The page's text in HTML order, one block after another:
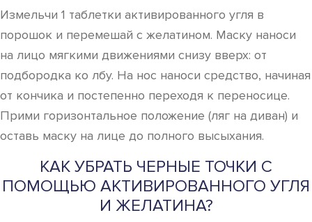
Измельчи 1 таблетки активированного угля в
порошок и перемешай с желатином. Маску наноси
на лицо мягкими движениями снизу вверх: от
подбородка ко лбу. На нос наноси средство, начиная
от кончика и постепенно переходя к переносице.
Прими горизонтальное положение (ляг на диван) и
оставь маску на лице до полного высыхания.
КАК УБРАТЬ ЧЕРНЫЕ ТОЧКИ С
ПОМОЩЬЮ АКТИВИРОВАННОГО УГЛЯ
И ЖЕЛАТИНА?